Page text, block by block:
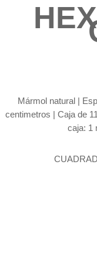
Mármol natural |
centimetros | Caja de
caja: 1